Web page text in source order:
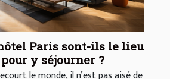
Paris sont-ils le lieu
y séjourner ?